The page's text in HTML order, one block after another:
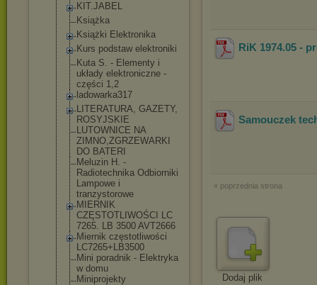
KIT.JABEL
Książka
Książki Elektronika
Kurs podstaw elektroniki
Kuta S. - Elementy i
układy elektroniczne -
części 1,2
ladowarka317
LITERATURA, GAZETY,
ROSYJSKIE
LUTOWNICE NA
ZIMNO,ZGRZEWARKI
DO BATERI
Meluzin H. -
Radiotechnika Odbiorniki
Lampowe i
tranzystorowe
MIERNIK
CZĘSTOTLIWOŚCI LC
7265. LB 3500 AVT2666
Miernik częstotliwości
LC7265+LB3500
Mini poradnik - Elektryka
w domu
Miniprojekty
RiK 1974.05 -
Samouczek
« poprzednia strona
Dodaj plik